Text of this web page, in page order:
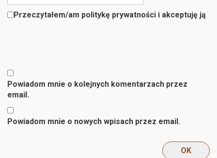
Przeczytałem/am politykę prywatności i akceptuję ją
Powiadom mnie o kolejnych komentarzach przez
email.
Powiadom mnie o nowych wpisach przez email.